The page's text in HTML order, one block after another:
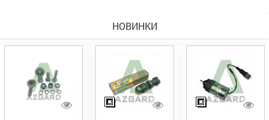
НОВИНКИ